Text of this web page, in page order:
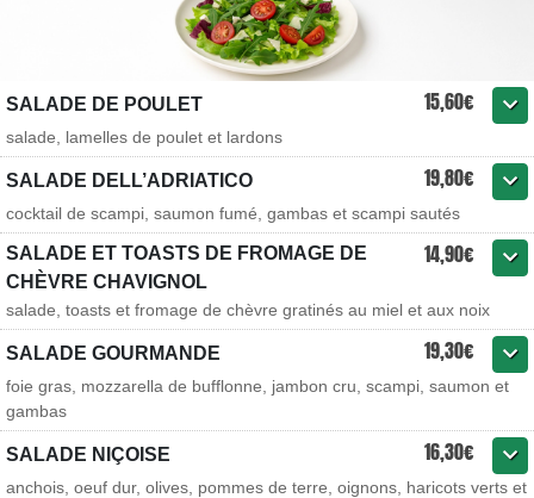
SALADE DE POULET 15,60€
salade, lamelles de poulet et lardons
SALADE DELL’ADRIATICO 19,80€
cocktail de scampi, saumon fumé, gambas et scampi sautés
SALADE ET TOASTS DE FROMAGE DE
CHÈVRE CHAVIGNOL
14,90€
salade, toasts et fromage de chèvre gratinés au miel et aux noix
SALADE GOURMANDE 19,30€
foie gras, mozzarella de bufflonne, jambon cru, scampi, saumon et
gambas
SALADE NIÇOISE 16,30€
anchois, oeuf dur, olives, pommes de terre, oignons, haricots verts et